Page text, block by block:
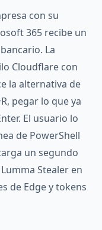
con su
365 recibe un
La
Cloudflare con
la alternativa de
pegar lo que ya
El usuario lo
de PowerShell
un segundo
Stealer en
de Edge y tokens